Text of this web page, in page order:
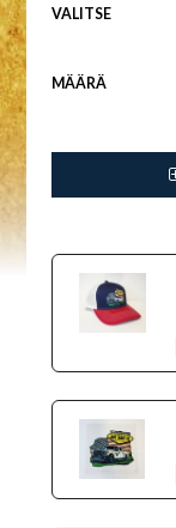
VALITSE
MÄÄRÄ